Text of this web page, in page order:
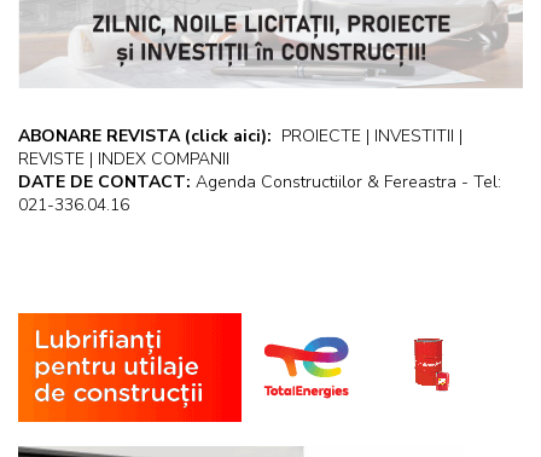
ABONARE REVISTA (click aici): PROIECTE | INVESTITII |
REVISTE | INDEX COMPANII
DATE DE CONTACT: Agenda Constructiilor & Fereastra - Tel:
021-336.04.16